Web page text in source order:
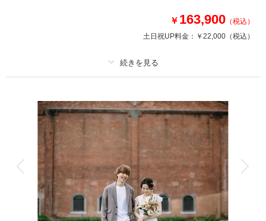
￥ 163,900 （税込）
土日祝UP料金： ￥22,000 （税込）
撮影料 新婦衣装2着 新郎衣装2着
着付け ヘアメイク 小物一式
アルバム データ 100 カット 台紙付写真
衣装追加 挙式
家族と撮影 家族用衣装レンタル ペットと撮影
その他含むもの
重要文化財使用料